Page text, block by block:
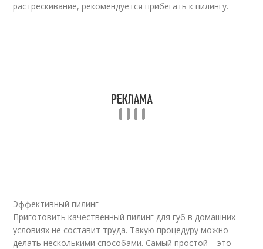
растрескивание, рекомендуется прибегать к пилингу.
Эффективный пилинг
Приготовить качественный пилинг для губ в домашних
условиях не составит труда. Такую процедуру можно
делать несколькими способами. Самый простой – это